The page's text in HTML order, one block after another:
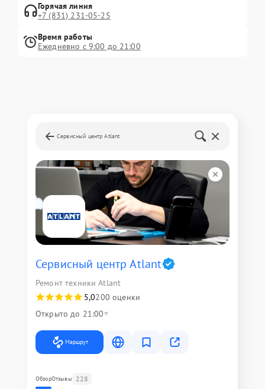
Горячая линия
+7 (831) 231-05-25
Время работы
Ежедневно с 9:00 до 21:00
Сервисный центр Atlant
Сервисный центр Atlant
Ремонт техники Atlant
5,0200 оценки
Открыто до 21:00
Маршрут
ОбзорОтзывы 228